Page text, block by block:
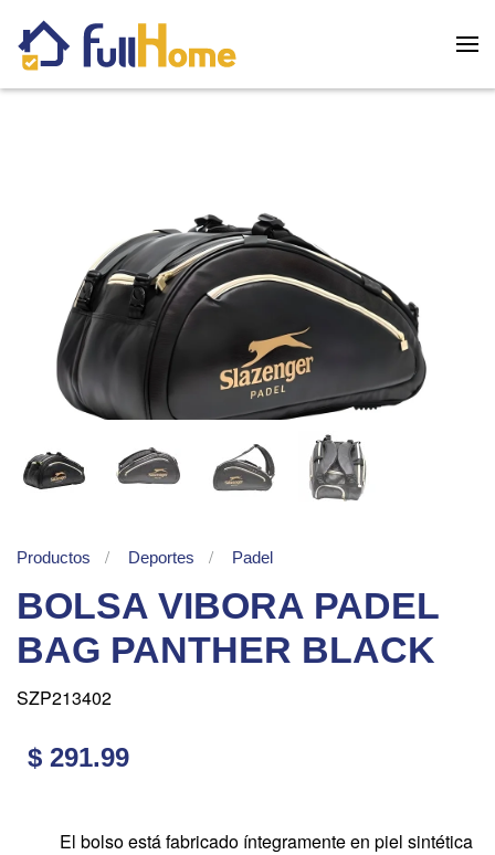
Skip to main content
Productos Deportes Padel
BOLSA VIBORA PADEL
BAG PANTHER BLACK
SZP213402
$ 291.99
El bolso está fabricado íntegramente en piel sintética